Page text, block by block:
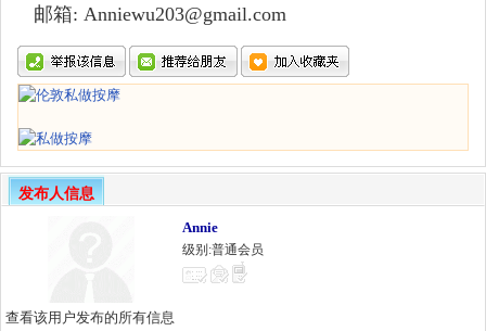
邮箱: Anniewu203@gmail.com
发布人信息
Annie
级别:普通会员
查看该用户发布的所有信息